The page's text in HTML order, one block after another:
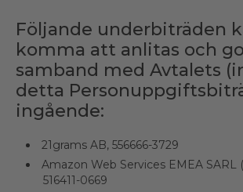
Följande underbiträden
komma att anlitas och
samband med Avtalets
detta
ingående:
21grams AB, 556666-3729
Amazon Web Services EMEA SARL
516411-0669